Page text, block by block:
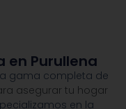
en Purullena
gama completa de
asegurar tu hogar
en la